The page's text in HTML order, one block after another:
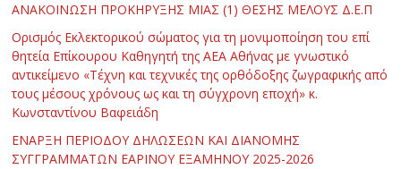
ΑΝΑΚΟΙΝΩΣΗ ΠΡΟΚΗΡΥΞΗΣ ΜΙΑΣ (1) ΘΕΣΗΣ ΜΕΛΟΥΣ Δ.Ε.Π
Ορισμός Εκλεκτορικού σώματος για τη μονιμοποίηση του επί
θητεία Επίκουρου Καθηγητή της ΑΕΑ Αθήνας με γνωστικό
αντικείμενο «Τέχνη και τεχνικές της ορθόδοξης ζωγραφικής από
τους μέσους χρόνους ως και τη σύγχρονη εποχή» κ.
Κωνσταντίνου Βαφειάδη
ΕΝΑΡΞΗ ΠΕΡΙΟΔΟΥ ΔΗΛΩΣΕΩΝ ΚΑΙ ΔΙΑΝΟΜΗΣ
ΣΥΓΓΡΑΜΜΑΤΩΝ ΕΑΡΙΝΟΥ ΕΞΑΜΗΝΟΥ 2025-2026